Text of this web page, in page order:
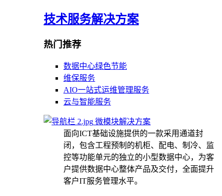
技术服务解决方案
热门推荐
数据中心绿色节能
维保服务
AIO一站式运维管理服务
云与智能服务
微模块解决方案
面向ICT基础设施提供的一款采用通道封
闭，包含工程预制的机柜、配电、制冷、监
控等功能单元的独立的小型数据中心，为客
户提供数据中心整体产品及交付，全面提升
客户IT服务管理水平。